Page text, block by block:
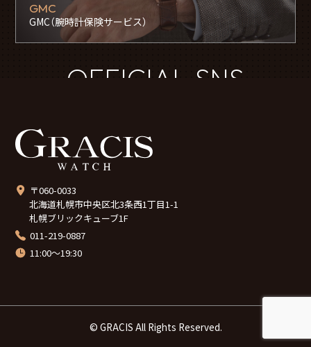
GMC
GMC（腕時計保険サービス）
OFFICIAL SNS
〒060-0033
北海道札幌市中央区北3条西1丁目1-1
札幌ブリックキューブ1F
011-219-0887
11:00～19:30
© GRACIS All Rights Reserved.